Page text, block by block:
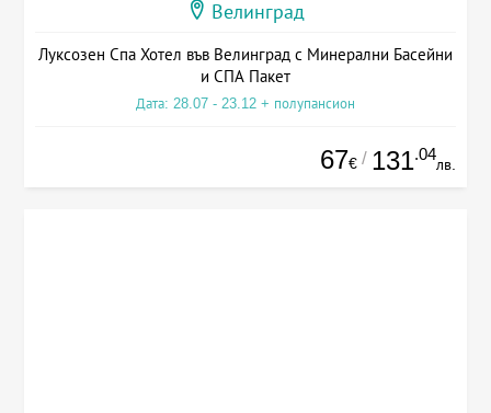
Велинград
Луксозен Спа Хотел във Велинград с Минерални Басейни
и СПА Пакет
Дата: 28.07 - 23.12 + полупансион
67€ / 131.04
лв.